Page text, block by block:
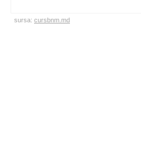
sursa: cursbnm.md